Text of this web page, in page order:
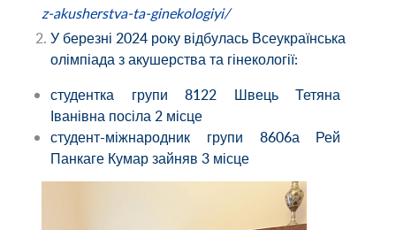
z-akusherstva-ta-ginekologiyi/
У березні 2024 року відбулась Всеукраїнська
олімпіада з акушерства та гінекології:
студентка групи 8122 Швець Тетяна
Іванівна посіла 2 місце
студент-міжнародник групи 8606а Рей
Панкаге Кумар зайняв 3 місце